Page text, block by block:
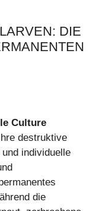
DIE
Culture
destruktive
individuelle
die